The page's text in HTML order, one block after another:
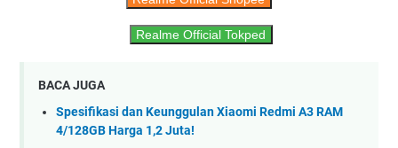
Realme Official Tokped
BACA JUGA
Spesifikasi dan Keunggulan Xiaomi Redmi A3 RAM
4/128GB Harga 1,2 Juta!